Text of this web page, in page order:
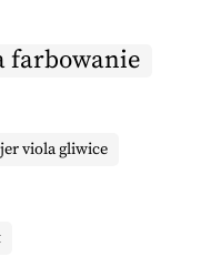
farbowanie
viola gliwice